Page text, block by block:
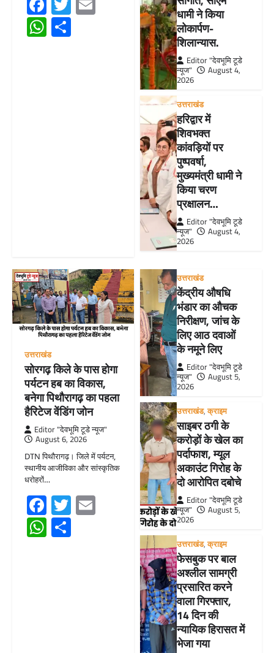
WhatsApp
धामी ने किया
लोकार्पण-
शिलान्यास.
Editor "देवभूमि टूडे
न्यूज"
August 4,
2026
उत्तराखंड
हरिद्वार में
शिवभक्त
कांवड़ियों पर
पुष्पवर्षा,
मुख्यमंत्री धामी ने
किया चरण
प्रक्षालन…
Editor "देवभूमि टूडे
न्यूज"
August 4,
2026
उत्तराखंड
सोरगढ़ किले के पास होगा
पर्यटन हब का विकास,
बनेगा पिथौरागढ़ का पहला
हैरिटेज वेंडिंग जोन
Editor "देवभूमि टूडे न्यूज"
August 6, 2026
DTN पिथौरागढ़। जिले में पर्यटन,
स्थानीय आजीविका और सांस्कृतिक
धरोहरों…
Facebook
TwitterEmail
WhatsApp
उत्तराखंड
केंद्रीय औषधि
भंडार का औचक
निरीक्षण, जांच के
लिए आठ दवाओं
के नमूने लिए
Editor "देवभूमि टूडे
न्यूज"
August 5,
2026
उत्तराखंड,क्राइम
साइबर ठगी के
करोड़ों के खेल का
पर्दाफाश, म्यूल
अकाउंट गिरोह के
दो आरोपित दबोचे
Editor "देवभूमि टूडे
न्यूज"
August 5,
2026
उत्तराखंड,क्राइम
फेसबुक पर बाल
अश्लील सामग्री
प्रसारित करने
वाला गिरफ्तार,
14 दिन की
न्यायिक हिरासत में
भेजा गया